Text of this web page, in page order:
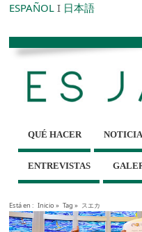
ESPAÑOL I 日本語
QUÉ HACER
ENTREVISTAS
Está en : Inicio» Tag » スエカ